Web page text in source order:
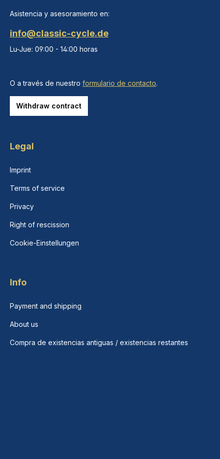
Asistencia y asesoramiento en:
info@classic-cycle.de
Lu-Jue: 09:00 - 14:00 horas
O a través de nuestro formulario de contacto.
Withdraw contract
Legal
Imprint
Terms of service
Privacy
Right of rescission
Cookie-Einstellungen
Info
Payment and shipping
About us
Compra de existencias antiguas / existencias restantes